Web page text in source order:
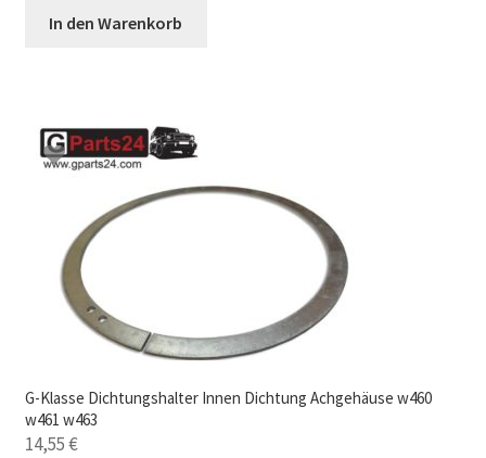
In den Warenkorb
G-Klasse Dichtungshalter Innen Dichtung Achgehäuse w460
w461 w463
14,55€